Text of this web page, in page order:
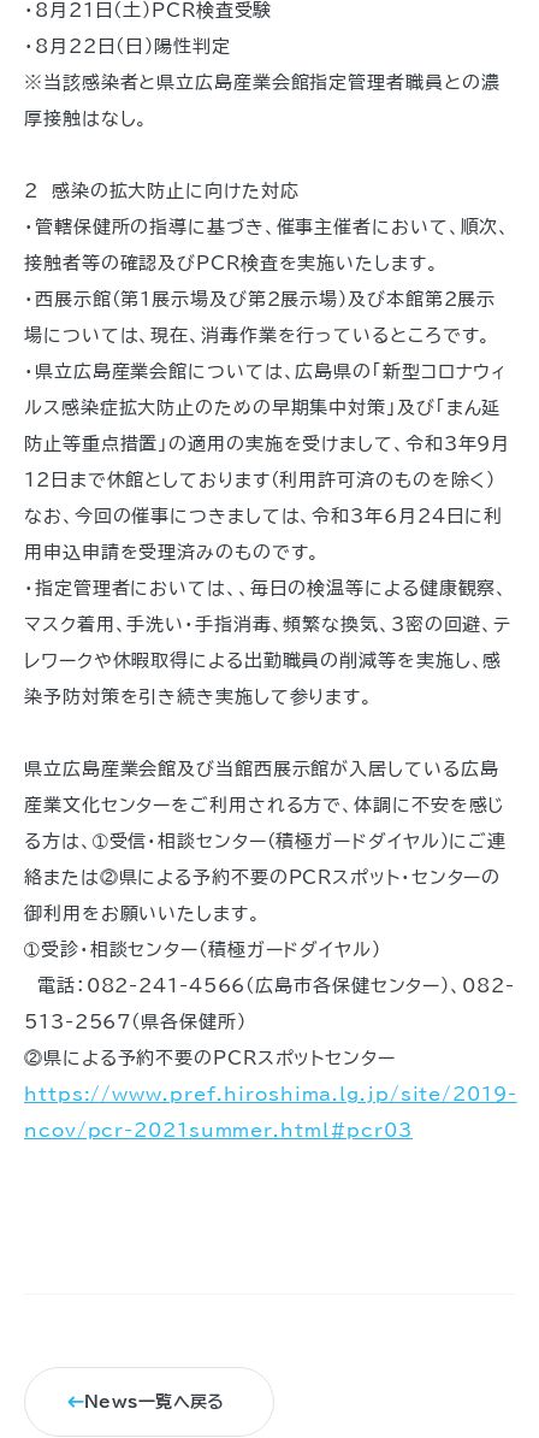
・8月21日(土)PCR検査受験
・8月22日(日)陽性判定
※当該感染者と県立広島産業会館指定管理者職員との濃
厚接触はなし。
2 感染の拡大防止に向けた対応
・管轄保健所の指導に基づき、催事主催者において、順次、
接触者等の確認及びPCR検査を実施いたします。
・西展示館(第1展示場及び第2展示場)及び本館第2展示
場については、現在、消毒作業を行っているところです。
・県立広島産業会館については、広島県の「新型コロナウィ
ルス感染症拡大防止のための早期集中対策」及び「まん延
防止等重点措置」の適用の実施を受けまして、令和3年9月
12日まで休館としております(利用許可済のものを除く)
なお、今回の催事につきましては、令和3年6月24日に利
用申込申請を受理済みのものです。
・指定管理者においては、、毎日の検温等による健康観察、
マスク着用、手洗い・手指消毒、頻繁な換気、3密の回避、テ
レワークや休暇取得による出勤職員の削減等を実施し、感
染予防対策を引き続き実施して参ります。
県立広島産業会館及び当館西展示館が入居している広島
産業文化センターをご利用される方で、体調に不安を感じ
る方は、➀受信・相談センター(積極ガードダイヤル)にご連
絡または⓶県による予約不要のPCRスポット・センターの
御利用をお願いいたします。
➀受診・相談センター(積極ガードダイヤル)
電話：082-241-4566(広島市各保健センター)、082-
513-2567(県各保健所)
⓶県による予約不要のPCRスポットセンター
https://www.pref.hiroshima.lg.jp/site/2019-
ncov/pcr-2021summer.html#pcr03
News一覧へ戻る